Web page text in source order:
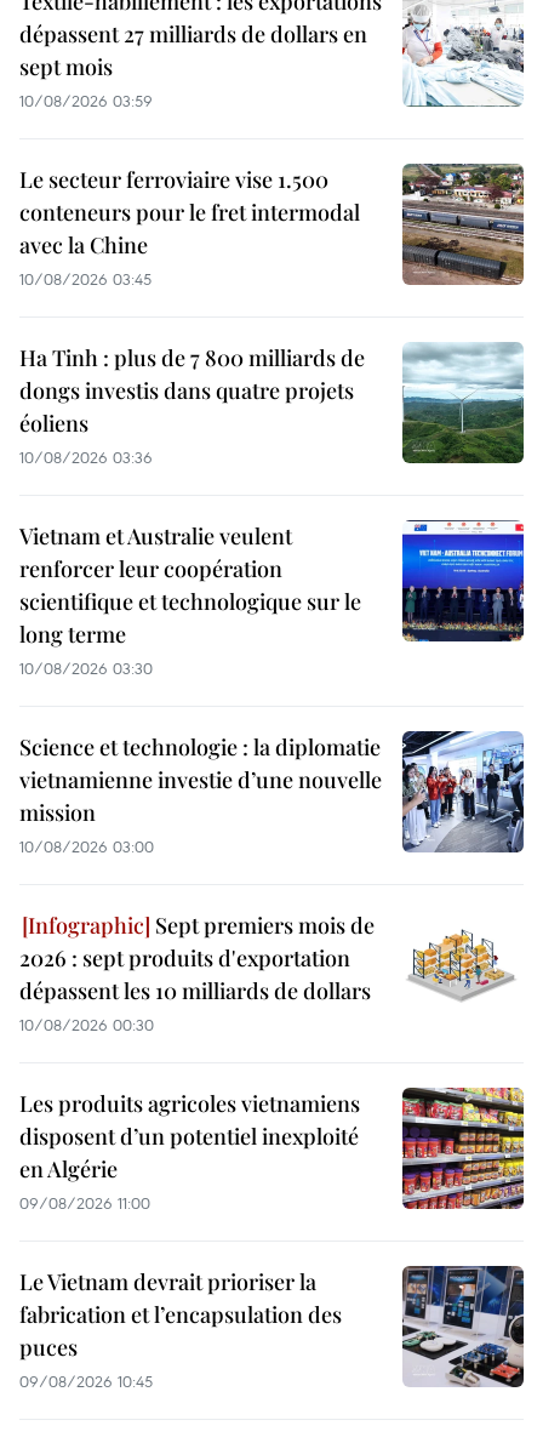
dépassent 27 milliards de dollars en
sept mois
10/08/2026 03:59
Le secteur ferroviaire vise 1.500
conteneurs pour le fret intermodal
avec la Chine
10/08/2026 03:45
Ha Tinh : plus de 7 800 milliards de
dongs investis dans quatre projets
éoliens
10/08/2026 03:36
Vietnam et Australie veulent
renforcer leur coopération
scientifique et technologique sur le
long terme
10/08/2026 03:30
Science et technologie : la diplomatie
vietnamienne investie d’une nouvelle
mission
10/08/2026 03:00
Sept premiers mois de
2026 : sept produits d'exportation
dépassent les 10 milliards de dollars
10/08/2026 00:30
Les produits agricoles vietnamiens
disposent d’un potentiel inexploité
en Algérie
09/08/2026 11:00
Le Vietnam devrait prioriser la
fabrication et l’encapsulation des
puces
09/08/2026 10:45